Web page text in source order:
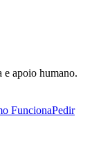
e apoio humano.
FuncionaPedir